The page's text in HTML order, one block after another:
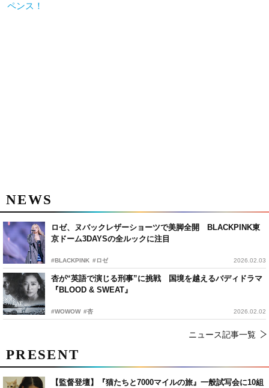
ペンス！
NEWS
ロゼ、ヌバックレザーショーツで美脚全開 BLACKPINK東
京ドーム3DAYSの全ルックに注目
#BLACKPINK #ロゼ 2026.02.03
杏が“英語で演じる刑事”に挑戦 国境を越えるバディドラマ
『BLOOD & SWEAT』
#WOWOW #杏 2026.02.02
ニュース記事一覧
PRESENT
【監督登壇】『猫たちと7000マイルの旅』一般試写会に10組